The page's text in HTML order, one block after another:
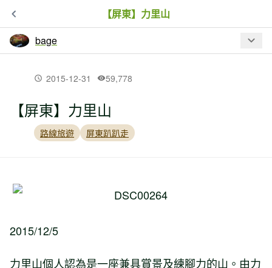
【屏東】力里山
bage
最新文章
【花蓮】新吞山腳（新吞山東峰、純柑
山）、新吞山東南峰、原灣山、南通
（沒找到）母亞間、三臺
2015-12-31 59,778
【屏東】力里山
路線旅遊 屏東趴趴走
2015/12/5
力里山個人認為是一座兼具賞景及練腳力的山。由力